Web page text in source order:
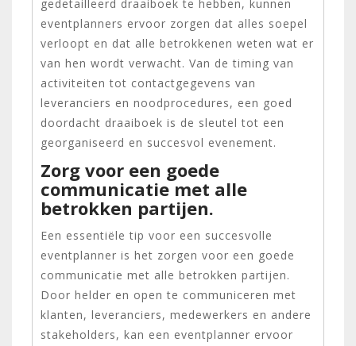
gedetailleerd draaiboek te hebben, kunnen
eventplanners ervoor zorgen dat alles soepel
verloopt en dat alle betrokkenen weten wat er
van hen wordt verwacht. Van de timing van
activiteiten tot contactgegevens van
leveranciers en noodprocedures, een goed
doordacht draaiboek is de sleutel tot een
georganiseerd en succesvol evenement.
Zorg voor een goede
communicatie met alle
betrokken partijen.
Een essentiële tip voor een succesvolle
eventplanner is het zorgen voor een goede
communicatie met alle betrokken partijen.
Door helder en open te communiceren met
klanten, leveranciers, medewerkers en andere
stakeholders, kan een eventplanner ervoor